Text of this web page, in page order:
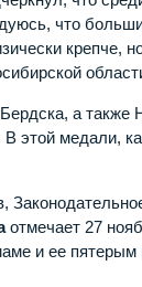
что
крепче,
а также
В этой медали,
отмечает 27
и ее